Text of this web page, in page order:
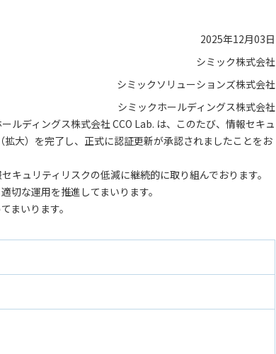
2025年12月03日
シミック株式会社
シミックソリューションズ株式会社
シミックホールディングス株式会社
ディングス株式会社 CCO Lab. は、このたび、情報セキュ
大）を完了し、正式に認証更新が承認されましたことをお
ュリティリスクの低減に継続的に取り組んでおります。
切な運用を推進してまいります。
まいります。